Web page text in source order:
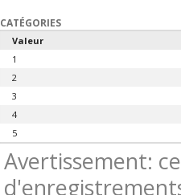
CATÉGORIES
Valeur
1
2
3
4
5
Avertissement: